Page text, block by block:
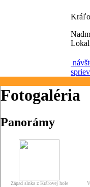
Fotogaléria
Panorámy
Západ slnka z Kráľovej hole